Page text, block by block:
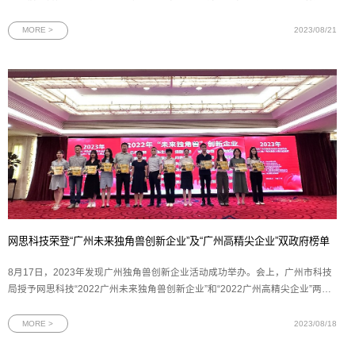
一直以来，上海产业研究院（下文简称“上研院”）秉承创新、合作、共赢的理
MORE > 2023/08/21
网思科技荣登“广州未来独角兽创新企业”及“广州高精尖企业”双政府榜单
8月17日，2023年发现广州独角兽创新企业活动成功举办。会上，广州市科技
局授予网思科技“2022广州未来独角兽创新企业”和“2022广州高精尖企业”两项
科技局指导、广州市科技创新企业协会主办的评选活动中，网思科技再次入选
MORE > 2023/08/18